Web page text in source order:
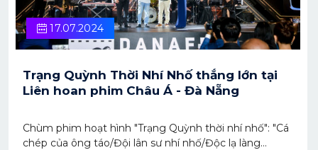
17.07.2024
Trạng Quỳnh Thời Nhí Nhố thắng lớn tại
Liên hoan phim Châu Á - Đà Nẵng
Chùm phim hoạt hình "Trạng Quỳnh thời nhí nhố": "Cá
chép của ông táo/Đội lân sư nhí nhố/Độc lạ làng